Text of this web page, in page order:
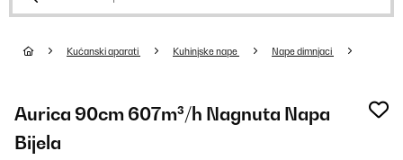
Kućanski aparati Kuhinjske nape Nape dimnjaci
Aurica 90cm 607m³/h Nagnuta Napa
Bijela